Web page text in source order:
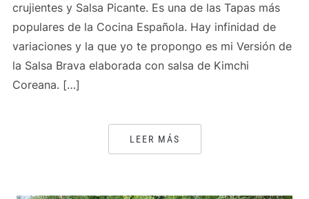
crujientes y Salsa Picante. Es una de las Tapas más
populares de la Cocina Española. Hay infinidad de
variaciones y la que yo te propongo es mi Versión de
la Salsa Brava elaborada con salsa de Kimchi
Coreana. […]
LEER MÁS